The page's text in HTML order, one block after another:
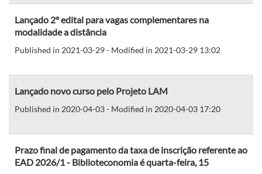
Lançado 2º edital para vagas complementares na
modalidade a distância
Published in 2021-03-29 - Modified in 2021-03-29 13:02
Lançado novo curso pelo Projeto LAM
Published in 2020-04-03 - Modified in 2020-04-03 17:20
Prazo final de pagamento da taxa de inscrição referente ao
EAD 2026/1 - Biblioteconomia é quarta-feira, 15